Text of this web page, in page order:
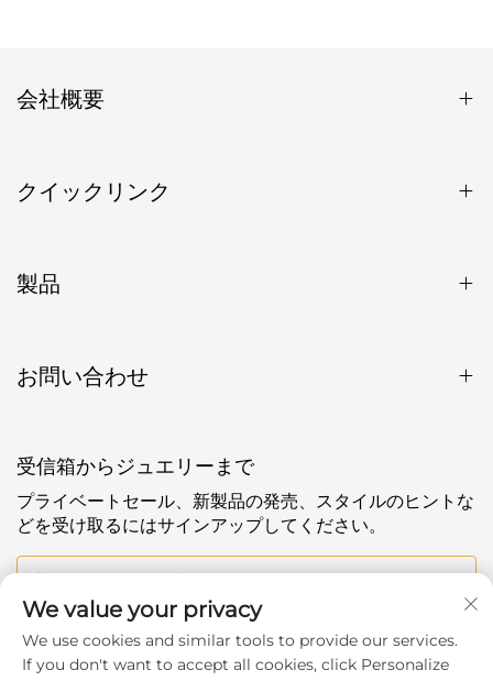
会社概要
クイックリンク
製品
お問い合わせ
受信箱からジュエリーまで
プライベートセール、新製品の発売、スタイルのヒントな
どを受け取るにはサインアップしてください。
あなたのメールアドレス
Subscribe
We value your privacy
We use cookies and similar tools to provide our services.
If you don't want to accept all cookies, click Personalize